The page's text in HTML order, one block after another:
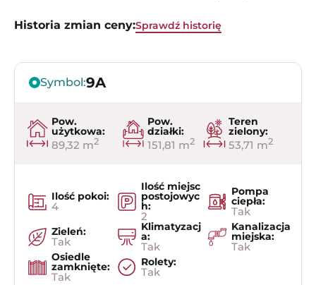
Historia zmian ceny:Sprawdź historię
Symbol:9A
Pow.
użytkowa:
89,32 m2
Pow.
działki:
151,81 m2
Teren
zielony:
53,71 m2
Ilość pokoi:
4
Ilość miejsc
postojowyc
h:
2
Pompa
ciepła:
Tak
Zieleń:
Tak
Klimatyzacj
a:
Tak
Kanalizacja
miejska:
Tak
Osiedle
zamknięte:
Tak
Rolety:
Tak